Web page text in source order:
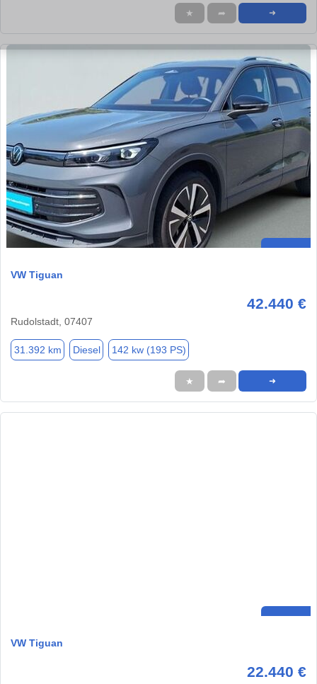
★ ➦ ➜
VW Tiguan
42.440 €
Rudolstadt, 07407
31.392 km Diesel 142 kw (193 PS)
★ ➦ ➜
VW Tiguan
22.440 €